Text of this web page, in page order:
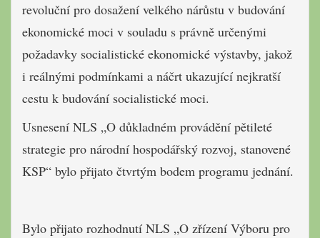
revoluční pro dosažení velkého nárůstu v budování
ekonomické moci v souladu s právně určenými
požadavky socialistické ekonomické výstavby, jakož
i reálnými podmínkami a náčrt ukazující nejkratší
cestu k budování socialistické moci.
Usnesení NLS „O důkladném provádění pětileté
strategie pro národní hospodářský rozvoj, stanovené
KSP“ bylo přijato čtvrtým bodem programu jednání.
Bylo přijato rozhodnutí NLS „O zřízení Výboru pro